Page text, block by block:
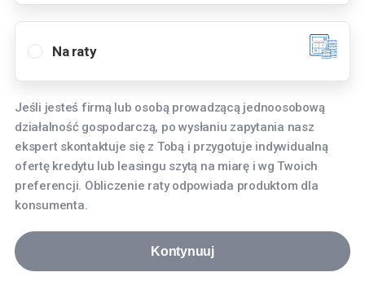
Na raty
Jeśli jesteś firmą lub osobą prowadzącą jednoosobową
działalność gospodarczą, po wysłaniu zapytania nasz
ekspert skontaktuje się z Tobą i przygotuje indywidualną
ofertę kredytu lub leasingu szytą na miarę i wg Twoich
preferencji. Obliczenie raty odpowiada produktom dla
konsumenta.
Kontynuuj
Tyniecka 3, 55-040 Bielany Wrocławskie
Fordońska 268, 85-752 Bydgoszcz
Gdańsk
aleja Grunwaldzka 256, 80-236 Gdańsk
Gdynia